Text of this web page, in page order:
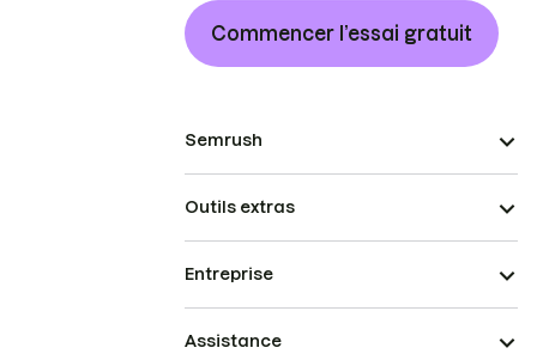
Commencer l’essai gratuit
Semrush
Outils extras
Entreprise
Assistance